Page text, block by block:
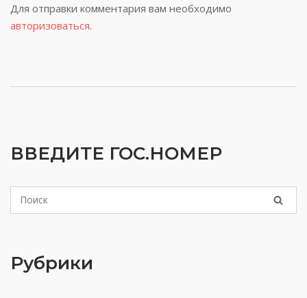
Для отправки комментария вам необходимо
авторизоваться.
ВВЕДИТЕ ГОС.НОМЕР
Рубрики